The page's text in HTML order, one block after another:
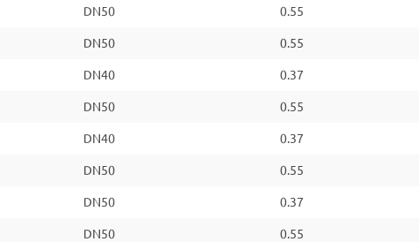
DN50 0.55
DN50 0.55
DN40 0.37
DN50 0.55
DN40 0.37
DN50 0.55
DN50 0.37
DN50 0.55